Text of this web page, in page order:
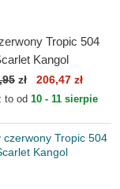
Tropic 504
Kangol
zł 206,47 zł
to od 10 - 11 sierpie